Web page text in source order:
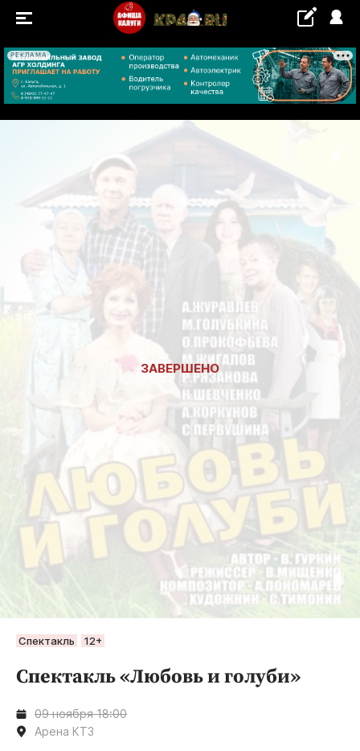
РЕКЛАМА
+30 °С
СОБЫТИЯ
Выставки
Спектакль 12+
Спектакль «Любовь и голуби»
09 ноября 18:00
Арена КТЗ